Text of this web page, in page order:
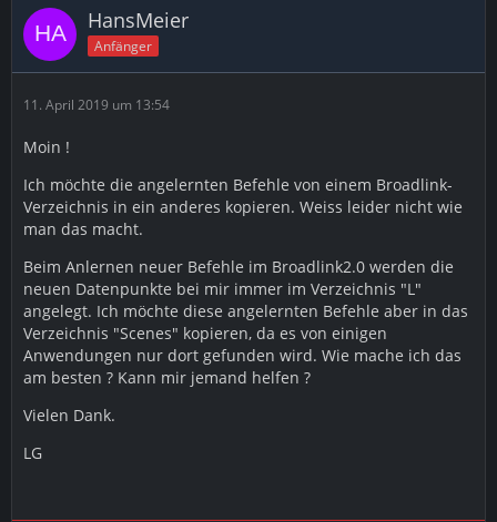
HansMeier
Anfänger
11. April 2019 um 13:54
Moin !
Ich möchte die angelernten Befehle von einem Broadlink-
Verzeichnis in ein anderes kopieren. Weiss leider nicht wie
man das macht.
Beim Anlernen neuer Befehle im Broadlink2.0 werden die
neuen Datenpunkte bei mir immer im Verzeichnis "L"
angelegt. Ich möchte diese angelernten Befehle aber in das
Verzeichnis "Scenes" kopieren, da es von einigen
Anwendungen nur dort gefunden wird. Wie mache ich das
am besten ? Kann mir jemand helfen ?
Vielen Dank.
LG